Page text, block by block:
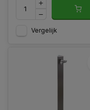
Vergelijk